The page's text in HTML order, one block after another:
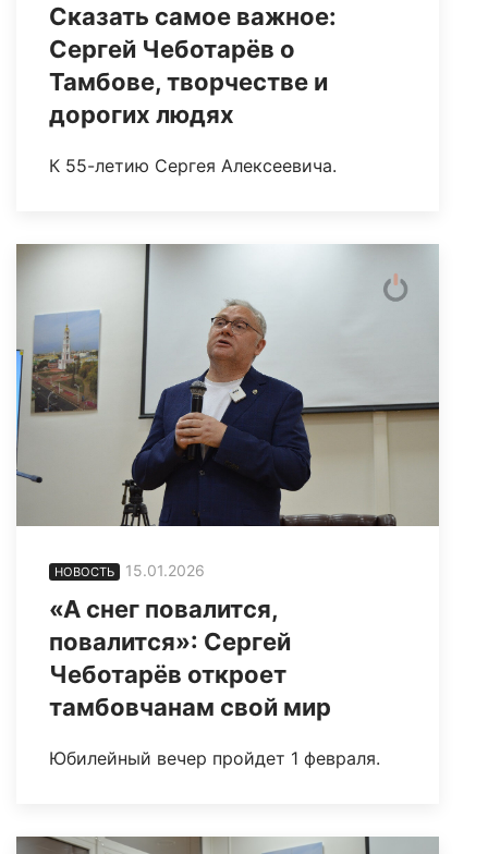
Сказать самое важное:
Сергей Чеботарёв о
Тамбове, творчестве и
дорогих людях
К 55-летию Сергея Алексеевича.
НОВОСТЬ 15.01.2026
«А снег повалится,
повалится»: Сергей
Чеботарёв откроет
тамбовчанам свой мир
Юбилейный вечер пройдет 1 февраля.